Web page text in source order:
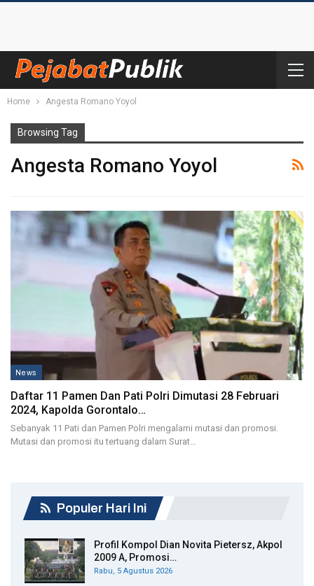
Home Angesta Romano Yoyol
Browsing Tag
Angesta Romano Yoyol
News
Daftar 11 Pamen Dan Pati Polri Dimutasi 28 Februari
2024, Kapolda Gorontalo…
Sebanyak 11 Pati dan Pamen Polri mengalami mutasi dan promosi.
Mutasi dan promosi itu tertuang dalam Surat…
Populer Hari Ini
Profil Kompol Dian Novita Pietersz, Akpol
2009 A, Promosi…
Rabu, 5 Agustus 2026